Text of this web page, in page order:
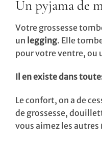
Un pyjama de
Votre grossesse
un legging. Elle
pour votre ventre, ou
Il en existe dans
Le confort, on a de
de grossesse,
vous aimez les autres